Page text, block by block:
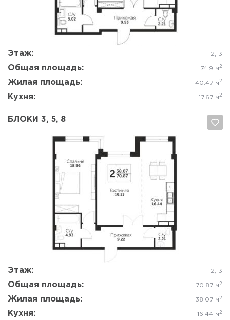
Этаж: 2, 3
Общая площадь: 74.9 м 2
Жилая площадь: 40.47 м 2
Кухня: 17.67 м 2
Да, удалить Отмена
БЛОКИ 3, 5, 8
Этаж: 2, 3
Общая площадь: 70.87 м 2
Жилая площадь: 38.07 м 2
Кухня: 16.44 м 2